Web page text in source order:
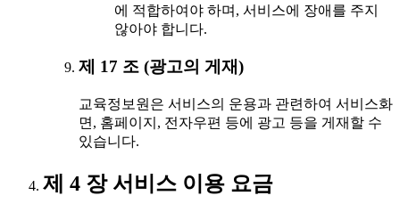
에 적합하여야 하며, 서비스에 장애를 주지
않아야 합니다.
제 17 조 (광고의 게재)
교육정보원은 서비스의 운용과 관련하여 서비스화
면, 홈페이지, 전자우편 등에 광고 등을 게재할 수
있습니다.
제 4 장 서비스 이용 요금